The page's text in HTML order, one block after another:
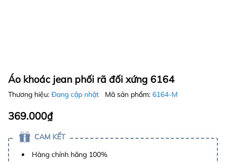
Áo khoác jean phối rã đối xứng 6164
Thương hiệu: Đang cập nhật Mã sản phẩm: 6164-M
369.000₫
CAM KẾT
Hàng chính hãng 100%